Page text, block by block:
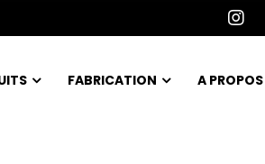
FABRICATION A PROPOS